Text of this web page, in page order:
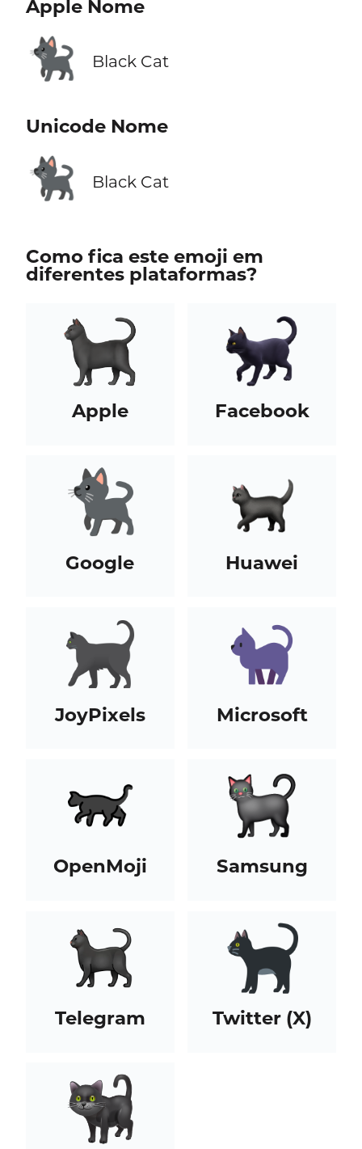
Apple Nome
🐈‍⬛ Black Cat
Unicode Nome
🐈‍⬛ Black Cat
Como fica este emoji em
diferentes plataformas?
Apple Facebook
Google Huawei
JoyPixels Microsoft
OpenMoji Samsung
Telegram Twitter (X)